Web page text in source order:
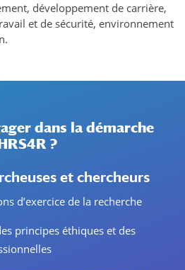
développement de carrière,
et de sécurité, environnement
dans la démarche
?
et chercheurs
d’exercice de la recherche
principes éthiques et des